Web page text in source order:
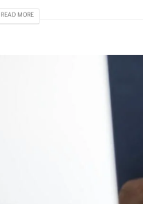
READ MORE...